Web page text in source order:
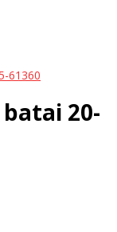
61360
20-